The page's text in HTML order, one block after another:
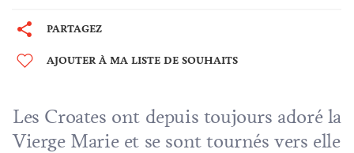
PARTAGEZ
AJOUTER À MA LISTE DE SOUHAITS
Les Croates ont depuis toujours adoré la
Vierge Marie et se sont tournés vers elle